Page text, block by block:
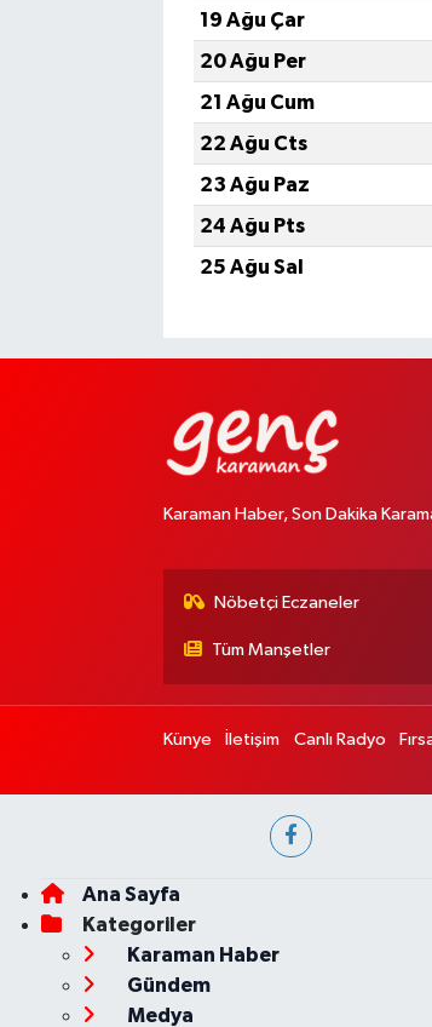
19 Ağu Çar
20 Ağu Per
21 Ağu Cum
22 Ağu Cts
23 Ağu Paz
24 Ağu Pts
25 Ağu Sal
Karaman Haber, Son Dakika
Nöbetçi Eczaneler
Tüm Manşetler
Künye İletişim Canlı Radyo
Ana Sayfa
Kategoriler
Karaman Haber
Gündem
Medya